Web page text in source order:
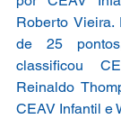
Roberto
de 25
classificou
Reinaldo
CEAV Infantil e